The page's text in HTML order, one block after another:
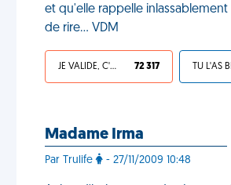
et qu'elle rappelle
de rire... VDM
JE VALIDE, C'EST UNE VDM 72 317
Madame Irma
Par Trulife - 27/11/2009 10:48